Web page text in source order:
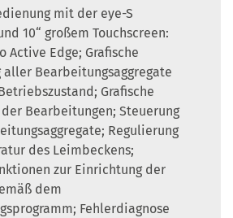
mit der eye-S
10“ großem Touchscreen:
Active Edge; Grafische
aller Bearbeitungsaggregate
Grafische
Bearbeitungen; Steuerung
Regulierung
des Leimbeckens;
zur Einrichtung der
dem
Fehlerdiagnose